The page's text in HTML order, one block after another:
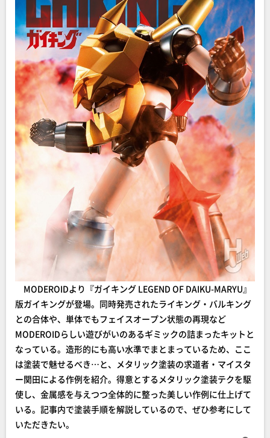
MODEROIDより『ガイキング LEGEND OF DAIKU-MARYU』
版ガイキングが登場。同時発売されたライキング・バルキング
との合体や、単体でもフェイスオープン状態の再現など
MODEROIDらしい遊びがいのあるギミックの詰まったキットと
なっている。造形的にも高い水準でまとまっているため、ここ
は塗装で魅せるべき…と、メタリック塗装の求道者・マイスタ
ー関田による作例を紹介。得意とするメタリック塗装テクを駆
使し、金属感を与えつつ全体的に整った美しい作例に仕上げて
いる。記事内で塗装手順を解説しているので、ぜひ参考にして
いただきたい。